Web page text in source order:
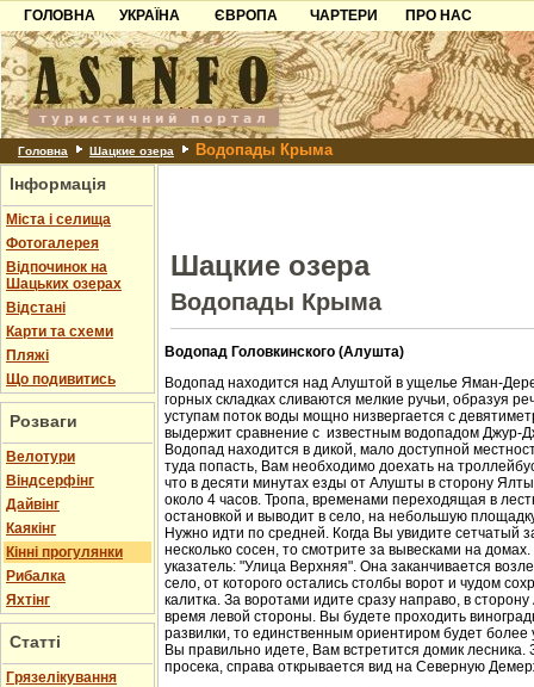
ГОЛОВНА
УКРАЇНА
Карпати
Азов
Причорноморря
Шацьк
ЄВРОПА
Чорногорія
Хорватія
Болгарія
Албанія
ЧАРТЕРИ
ПРО НАС
Контакти
Партнерам
Додати готель
Головна Шацкие озера Водопады Крыма
Інформація
Міста і селища
Фотогалерея
Відпочинок на
Шацьких озерах
Відстані
Карти та схеми
Пляжі
Що подивитись
Розваги
Велотури
Віндсерфінг
Дайвінг
Каякінг
Кінні прогулянки
Рибалка
Яхтінг
Статті
Грязелікування
Шацкие озера
Водопады Крыма
Водопад Головкинского (Алушта)
Водопад находится над Алуштой в ущелье Яман-
горных складках сливаются мелкие ручьи, образуя
уступам поток воды мощно низвергается с
выдержит сравнение с известным водопадом Джур-
Водопад находится в дикой, мало доступной
туда попасть, Вам необходимо доехать на
что в десяти минутах езды от Алушты в сторону
около 4 часов. Тропа, временами переходящая в
остановкой и выводит в село, на небольшую
Нужно идти по средней. Когда Вы увидите сетчатый
несколько сосен, то смотрите за вывесками на
указатель: "Улица Верхняя". Она заканчивается
село, от которого остались столбы ворот и чудом
калитка. За воротами идите сразу направо, в
время левой стороны. Вы будете проходить
развилки, то единственным ориентиром будет более
Вы правильно идете, Вам встретится домик лесника.
просека, справа открывается вид на Северную